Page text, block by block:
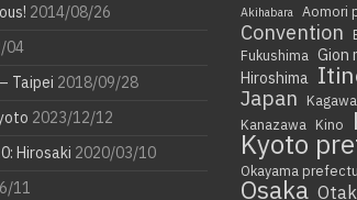
2014/08/26
04
Taipei 2018/09/28
2023/12/12
Hirosaki 2020/03/10
11
Akihabara Aomori
Convention
Fukushima Gion
Hiroshima
Japan
Kanazawa
Kino
Kyoto
Okayama
Osaka